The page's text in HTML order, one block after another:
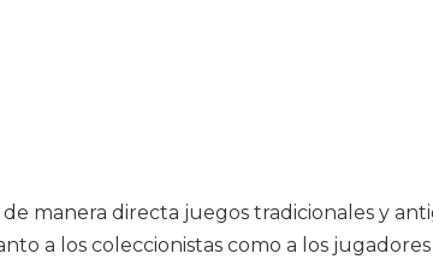
manera directa juegos tradicionales y
a los coleccionistas como a los